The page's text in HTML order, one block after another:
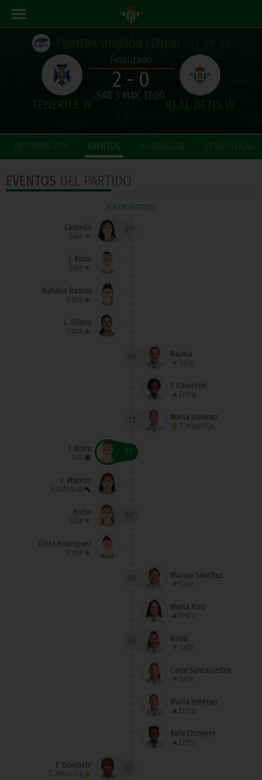
PRIMERA DIVISIÓN FEMENINA// Jor. 28
Finalizado
2 - 0
SAB 3 MAY, 13:00
INFORMACIÓN EVENTOS ALINEACIÓN ESTADÍSTICAS
EVENTOS DEL PARTIDO
FIN DE PARTIDO
87'
Castelló
Sale
J. Blom
Sale
Natalia Ramos
Entra
L. Silano
Entra
80'
Naima
Sale
T. Cameron
Entra
75'
María Jiménez
T. amarilla
71'
J. Blom
Gol
Y. Moreno
Asistencia
68'
Bicho
Sale
Cinta Rodríguez
Entra
66'
Marina Sánchez
Sale
María Ruiz
Entra
65'
Nana
Sale
Carla Santaliestra
Sale
María Jiménez
Entra
Kalu Chinyere
Entra
60'
F. Dembele
T. amarilla